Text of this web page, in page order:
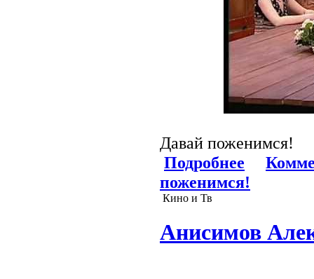
Давай поженимся!
Подробнее
поженимся!
Кино и Тв
Анисимов